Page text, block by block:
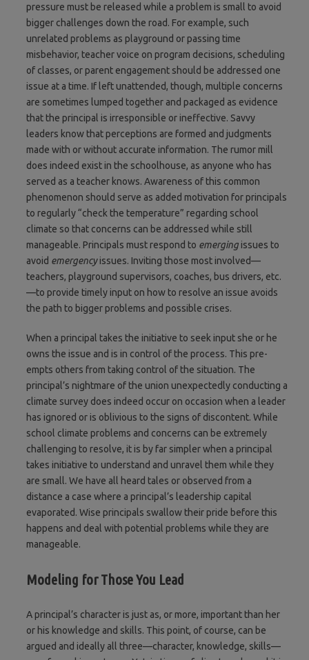
pressure must be released while a problem is small to avoid
bigger challenges down the road. For example, such
unrelated problems as playground or passing time
misbehavior, teacher voice on program decisions, scheduling
of classes, or parent engagement should be addressed one
issue at a time. If left unattended, though, multiple concerns
are sometimes lumped together and packaged as evidence
that the principal is irresponsible or ineffective. Savvy
leaders know that perceptions are formed and judgments
made with or without accurate information. The rumor mill
does indeed exist in the schoolhouse, as anyone who has
served as a teacher knows. Awareness of this common
phenomenon should serve as added motivation for principals
to regularly “check the temperature” regarding school
climate so that concerns can be addressed while still
manageable. Principals must respond to emergingissues to
avoid emergencyissues. Inviting those most involved—
teachers, playground supervisors, coaches, bus drivers, etc.
—to provide timely input on how to resolve an issue avoids
the path to bigger problems and possible crises.
When a principal takes the initiative to seek input she or he
owns the issue and is in control of the process. This pre-
empts others from taking control of the situation. The
principal’s nightmare of the union unexpectedly conducting a
climate survey does indeed occur on occasion when a leader
has ignored or is oblivious to the signs of discontent. While
school climate problems and concerns can be extremely
challenging to resolve, it is by far simpler when a principal
takes initiative to understand and unravel them while they
are small. We have all heard tales or observed from a
distance a case where a principal’s leadership capital
evaporated. Wise principals swallow their pride before this
happens and deal with potential problems while they are
manageable.
Modeling for Those You Lead
A principal’s character is just as, or more, important than her
or his knowledge and skills. This point, of course, can be
argued and ideally all three—character, knowledge, skills—